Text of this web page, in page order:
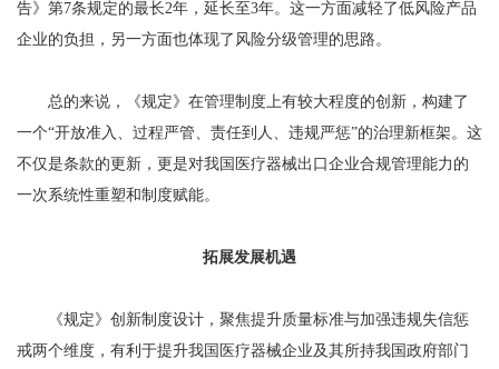
告》第7条规定的最长2年，延长至3年。这一方面减轻了低风险产品
企业的负担，另一方面也体现了风险分级管理的思路。
总的来说，《规定》在管理制度上有较大程度的创新，构建了
一个“开放准入、过程严管、责任到人、违规严惩”的治理新框架。这
不仅是条款的更新，更是对我国医疗器械出口企业合规管理能力的
一次系统性重塑和制度赋能。
拓展发展机遇
《规定》创新制度设计，聚焦提升质量标准与加强违规失信惩
戒两个维度，有利于提升我国医疗器械企业及其所持我国政府部门